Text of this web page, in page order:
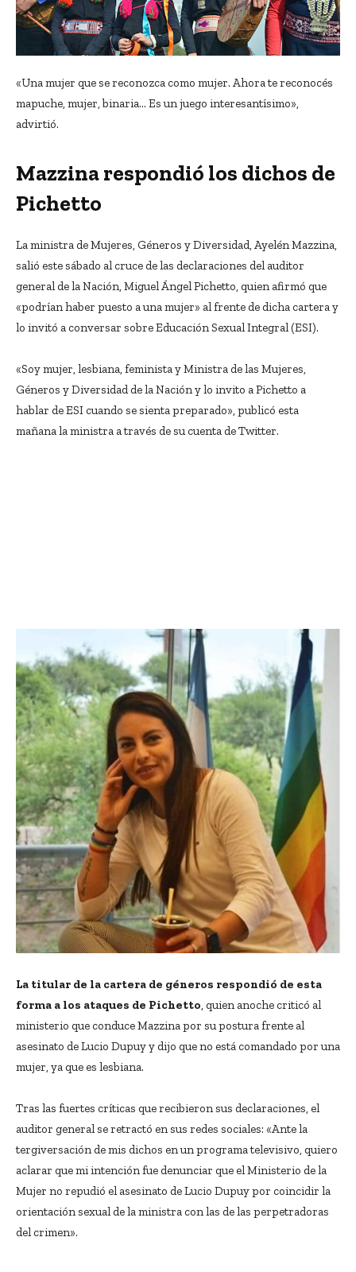
«Una mujer que se reconozca como mujer. Ahora te reconocés
mapuche, mujer, binaria… Es un juego interesantísimo»,
advirtió.
Mazzina respondió los dichos de
Pichetto
La ministra de Mujeres, Géneros y Diversidad, Ayelén Mazzina,
salió este sábado al cruce de las declaraciones del auditor
general de la Nación, Miguel Ángel Pichetto, quien afirmó que
«podrían haber puesto a una mujer» al frente de dicha cartera y
lo invitó a conversar sobre Educación Sexual Integral (ESI).
«Soy mujer, lesbiana, feminista y Ministra de las Mujeres,
Géneros y Diversidad de la Nación y lo invito a Pichetto a
hablar de ESI cuando se sienta preparado», publicó esta
mañana la ministra a través de su cuenta de Twitter.
La titular de la cartera de géneros respondió de esta
forma a los ataques de Pichetto , quien anoche criticó al
ministerio que conduce Mazzina por su postura frente al
asesinato de Lucio Dupuy y dijo que no está comandado por una
mujer, ya que es lesbiana.
Tras las fuertes críticas que recibieron sus declaraciones, el
auditor general se retractó en sus redes sociales: «Ante la
tergiversación de mis dichos en un programa televisivo, quiero
aclarar que mi intención fue denunciar que el Ministerio de la
Mujer no repudió el asesinato de Lucio Dupuy por coincidir la
orientación sexual de la ministra con las de las perpetradoras
del crimen».